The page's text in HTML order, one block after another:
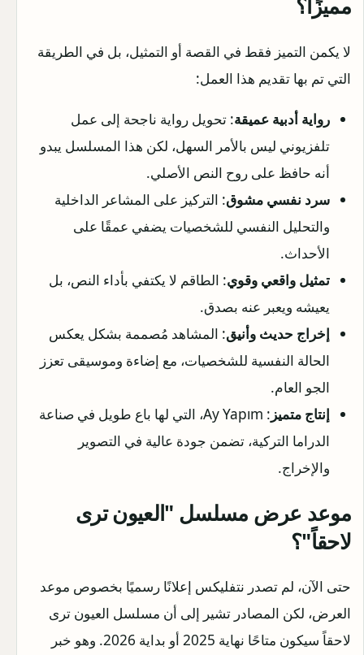
لا يكمن التميز فقط في القصة أو التمثيل، بل في الطريقة
التي تم بها تقديم هذا العمل:
رواية أدبية عميقة: تحويل رواية ناجحة إلى عمل
تلفزيوني ليس بالأمر السهل، لكن هذا المسلسل يبدو
أنه حافظ على روح النص الأصلي.
سرد نفسي مشوق: التركيز على المشاعر الداخلية
والتحليل النفسي للشخصيات يضفي عمقًا على
الأحداث.
تمثيل واقعي وقوي: الطاقم لا يكتفي بأداء النص، بل
يعيشه ويعبر عنه بصدق.
إخراج حديث وأنيق: المشاهد مُصممة بشكل يعكس
الحالة النفسية للشخصيات، مع إضاءة وموسيقى تعزز
الجو العام.
إنتاج متميز
: Ay Yapım، التي لها باع طويل في صناعة
الدراما التركية، تضمن جودة عالية في التصوير
والإخراج.
موعد عرض مسلسل "العيون ترى
لاحقاً"؟
حتى الآن، لم تصدر نتفليكس إعلانًا رسميًا بخصوص موعد
العرض، لكن المصادر تشير إلى أن مسلسل العيون ترى
لاحقاً سيكون متاحًا نهاية 2025 أو بداية 2026. وهو خبر